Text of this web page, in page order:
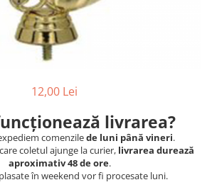
12,00 Lei
livrarea?
comenzilede luni până vineri.
coletul ajunge la curier, livrarea durează
aproximativ 48 de ore.
în weekend vor fi procesate luni.